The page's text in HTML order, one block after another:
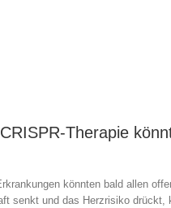
Therapie
könnten bald allen
senkt und das Herzrisiko